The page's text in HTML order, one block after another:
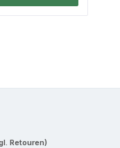
Retouren)